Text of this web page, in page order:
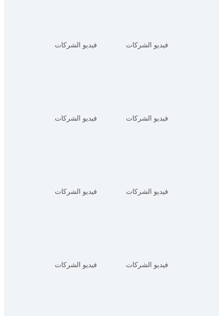
فيديو الشركات فيديو الشركات
فيديو الشركات فيديو الشركات
فيديو الشركات فيديو الشركات
فيديو الشركات فيديو الشركات